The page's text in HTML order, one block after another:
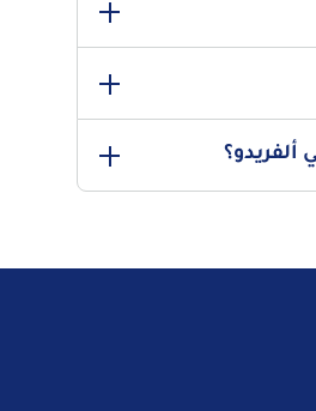
وجبنة البارميزان. على الرغم
القليل من الحليب أو الماء
ألفريدو؟